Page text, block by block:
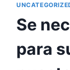
Se
para